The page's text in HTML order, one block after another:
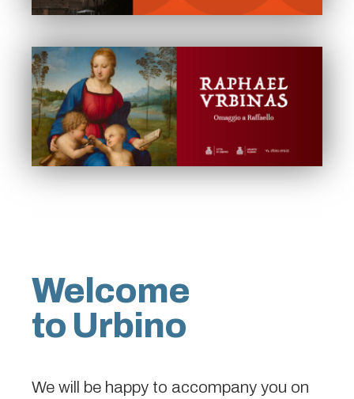
Welcome
to Urbino
We will be happy to accompany you on